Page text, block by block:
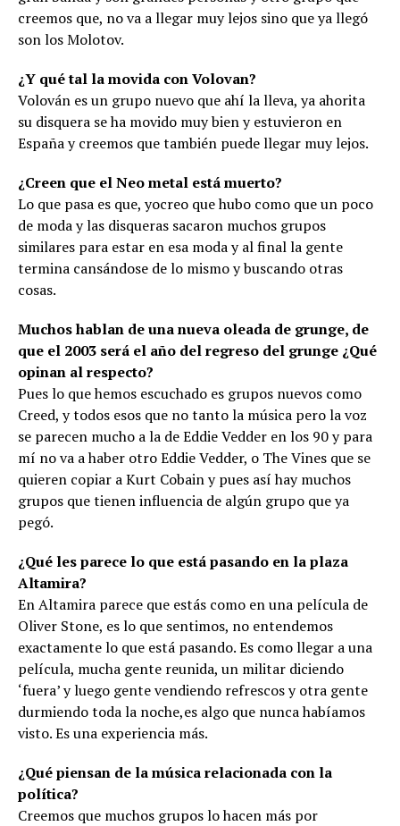
creemos que, no va a llegar muy lejos sino que ya llegó
son los Molotov.
¿Y qué tal la movida con Volovan?
Volován es un grupo nuevo que ahí la lleva, ya ahorita
su disquera se ha movido muy bien y estuvieron en
España y creemos que también puede llegar muy lejos.
¿Creen que el Neo metal está muerto?
Lo que pasa es que, yocreo que hubo como que un poco
de moda y las disqueras sacaron muchos grupos
similares para estar en esa moda y al final la gente
termina cansándose de lo mismo y buscando otras
cosas.
Muchos hablan de una nueva oleada de grunge, de
que el 2003 será el año del regreso del grunge ¿Qué
opinan al respecto?
Pues lo que hemos escuchado es grupos nuevos como
Creed, y todos esos que no tanto la música pero la voz
se parecen mucho a la de Eddie Vedder en los 90 y para
mí no va a haber otro Eddie Vedder, o The Vines que se
quieren copiar a Kurt Cobain y pues así hay muchos
grupos que tienen influencia de algún grupo que ya
pegó.
¿Qué les parece lo que está pasando en la plaza
Altamira?
En Altamira parece que estás como en una película de
Oliver Stone, es lo que sentimos, no entendemos
exactamente lo que está pasando. Es como llegar a una
película, mucha gente reunida, un militar diciendo
‘fuera’ y luego gente vendiendo refrescos y otra gente
durmiendo toda la noche,es algo que nunca habíamos
visto. Es una experiencia más.
¿Qué piensan de la música relacionada con la
política?
Creemos que muchos grupos lo hacen más por